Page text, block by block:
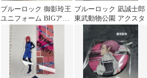
ブルーロック 御影玲王
ユニフォーム BIGアク
リルスタンド アクスタ
新品
ブルーロック 凪誠士郎
東武動物公園 アクスタ